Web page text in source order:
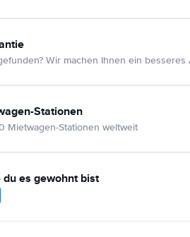
Wir machen Ihnen ein besseres
Stationen
Mietwagen-Stationen weltweit
es gewohnt bist